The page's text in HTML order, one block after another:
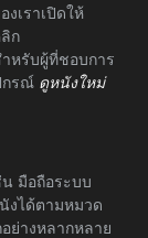
เราเปิดให้
ก
หรับผู้ที่ชอบการ
กรณ์ ดูหนังใหม่
มือถือระบบ
งได้ตามหมวด
ย่างหลากหลาย